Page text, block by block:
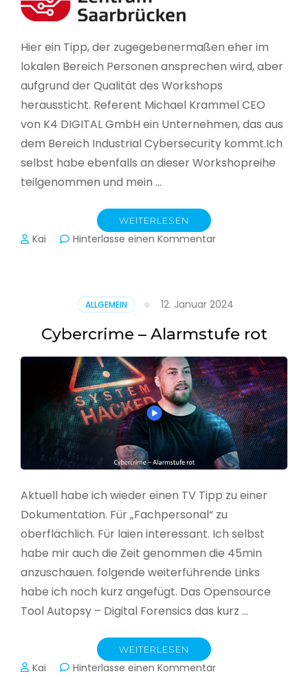
Hier ein Tipp, der zugegebenermaßen eher im
lokalen Bereich Personen ansprechen wird, aber
aufgrund der Qualität des Workshops
heraussticht. Referent Michael Krammel CEO
von K4 DIGITAL GmbH ein Unternehmen, das aus
dem Bereich Industrial Cybersecurity kommt.Ich
selbst habe ebenfalls an dieser Workshopreihe
teilgenommen und mein …
WEITERLESEN
Kai Hinterlasse einen Kommentarzu
Produktion
ALLGEMEIN 12. Januar 2024
Cybercrime – Alarmstufe rot
Aktuell habe ich wieder einen TV Tipp zu einer
Dokumentation. Für „Fachpersonal“ zu
oberflächlich. Für laien interessant. Ich selbst
habe mir auch die Zeit genommen die 45min
anzuschauen. folgende weiterführende Links
habe ich noch kurz angefügt. Das Opensource
Tool Autopsy – Digital Forensics das kurz …
WEITERLESEN
Kai Hinterlasse einen Kommentarzu